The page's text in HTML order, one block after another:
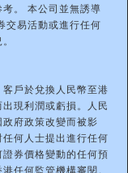
。 本公司並無誘導
交易活動或進行任何
戶於兌換人民幣至港
現利潤或虧損。人民
府政策改變而被影
何人士提出進行任何
券價格變動的任何預